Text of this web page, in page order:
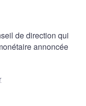
de direction qui
annoncée